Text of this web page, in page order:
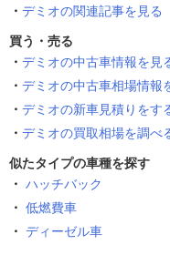
デミオの関連記事を見る
買う・売る
デミオの中古車情報を見
デミオの中古車相場情報
デミオの新車見積りをす
デミオの買取相場を調べ
似たタイプの車種を探す
ハッチバック
低燃費車
ディーゼル車